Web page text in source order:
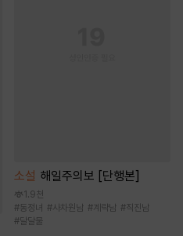
소설 해일주의보 [단행본]
1.9천
#동정녀 #사차원남 #계략남 #직진남
#달달물